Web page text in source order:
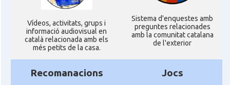
Ví­deos, activitats, grups i
informació audiovisual en
català relacionada amb els
més petits de la casa.
Sistema d'enquestes amb
preguntes relacionades
amb la comunitat catalana
de l'exterior
Recomanacions Jocs